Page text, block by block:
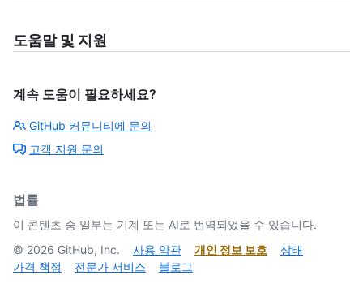
도움말 및 지원
계속 도움이 필요하세요?
GitHub 커뮤니티에 문의
고객 지원 문의
법률
이 콘텐츠 중 일부는 기계 또는 AI로 번역되었을 수 있습니다.
© 2026 GitHub, Inc. 사용 약관 개인 정보 보호
상태
가격 책정
전문가 서비스 블로그